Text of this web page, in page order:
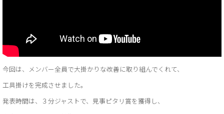
今回は、メンバー全員で大掛かりな改善に取り組んでくれて、
工具掛けを完成させました。
発表時間は、３分ジャストで、見事ピタリ賞を獲得し、